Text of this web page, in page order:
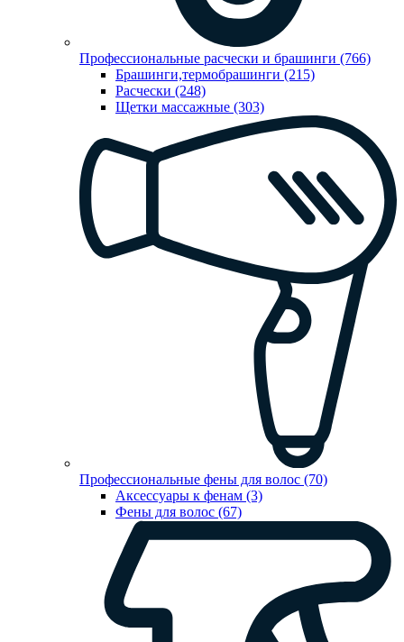
Профессиональные расчески и брашинги (766)
Брашинги,термобрашинги (215)
Расчески (248)
Щетки массажные (303)
Профессиональные фены для волос (70)
Аксессуары к фенам (3)
Фены для волос (67)